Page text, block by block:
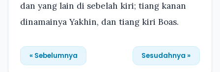
dan yang lain di sebelah kiri; tiang kanan
dinamainya Yakhin, dan tiang kiri Boas.
« Sebelumnya Sesudahnya »